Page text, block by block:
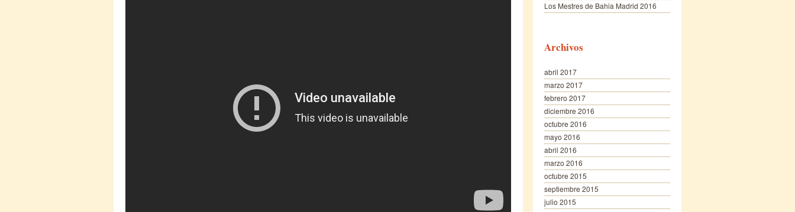
Los Mestres de Bahia Madrid 2016
Archivos
abril 2017
marzo 2017
febrero 2017
diciembre 2016
octubre 2016
mayo 2016
abril 2016
marzo 2016
octubre 2015
septiembre 2015
julio 2015